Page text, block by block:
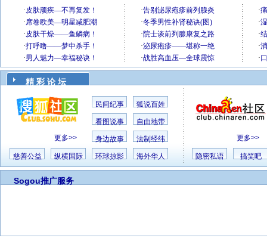
精 彩 论 坛
更多>>
民间纪事 狐说百姓
看图说事 自由地带
身边故事 法制经纬
慈善公益 纵横国际 环球掠影 海外华人
更多>>
隐密私语 搞笑吧
Sogou推广服务